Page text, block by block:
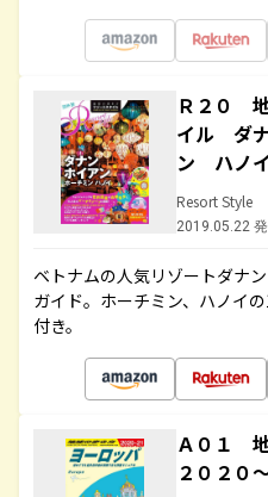
Ｒ２０
イル ダ
ン ハノ
Resort Style
2019.05.22
ベトナムの人気リゾートダナ
ガイド。ホーチミン、ハノイ
付き。
Ａ０１
２０２０